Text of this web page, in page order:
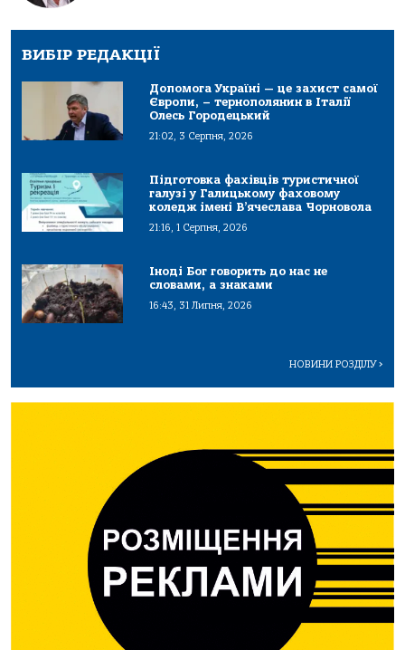
ВИБІР РЕДАКЦІЇ
Допомога Україні — це захист самої
Європи, – тернополянин в Італії
Олесь Городецький
21:02, 3 Серпня, 2026
Підготовка фахівців туристичної
галузі у Галицькому фаховому
коледж імені В’ячеслава Чорновола
21:16, 1 Серпня, 2026
Іноді Бог говорить до нас не
словами, а знаками
16:43, 31 Липня, 2026
НОВИНИ РОЗДІЛУ>